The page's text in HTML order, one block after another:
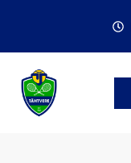
content